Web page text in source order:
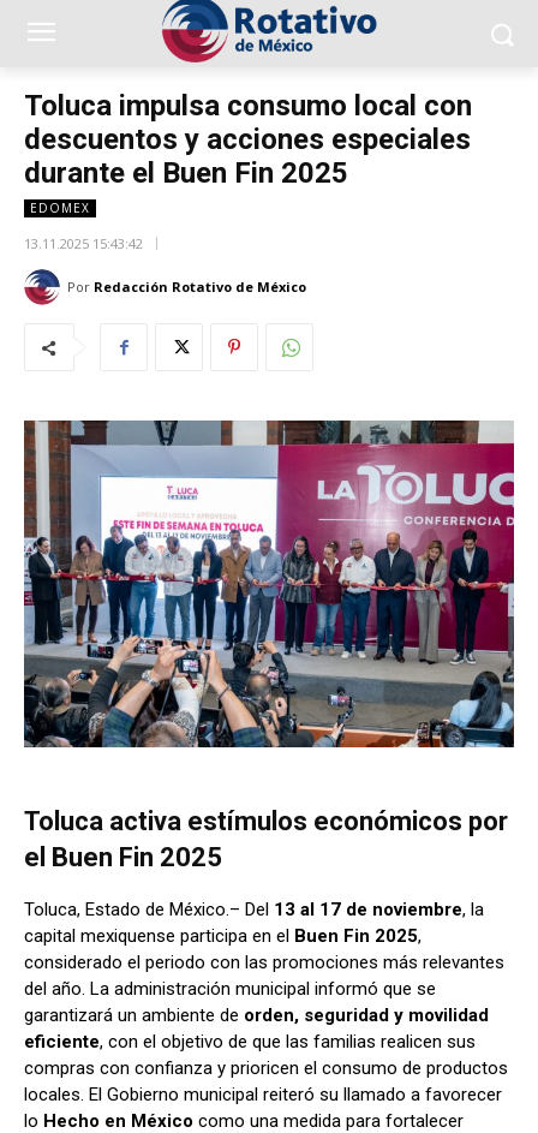
Toluca impulsa consumo local con
descuentos y acciones especiales
durante el Buen Fin 2025
EDOMEX
13.11.2025 15:43:42
Por Redacción Rotativo de México
Toluca activa estímulos económicos por
el Buen Fin 2025
Toluca, Estado de México.– Del 13 al 17 de noviembre, la
capital mexiquense participa en el Buen Fin 2025,
considerado el periodo con las promociones más relevantes
del año. La administración municipal informó que se
garantizará un ambiente de orden, seguridad y movilidad
eficiente, con el objetivo de que las familias realicen sus
compras con confianza y prioricen el consumo de productos
locales. El Gobierno municipal reiteró su llamado a favorecer
lo Hecho en México como una medida para fortalecer